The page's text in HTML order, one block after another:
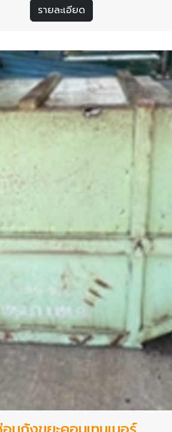
ตสาหกรรมทั่วประเทศไทย อ่านเพิ่มเติม
รายละเอียด